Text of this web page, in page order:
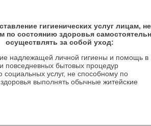
гигиенических услуг лицам, не
по состоянию здоровья
осуществлять за собой уход:
надлежащей личной гигиены и помощь в
повседневных бытовых процедур
социальных услуг, не способному по
выполнять обычные житейские